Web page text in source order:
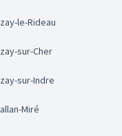
Azay-le-Rideau
Azay-sur-Cher
Azay-sur-Indre
Ballan-Miré